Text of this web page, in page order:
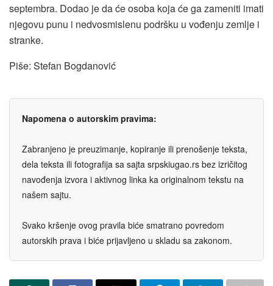
septembra. Dodao je da će osoba koja će ga zameniti imati
njegovu punu i nedvosmislenu podršku u vođenju zemlje i
stranke.
Piše: Stefan Bogdanović
Napomena o autorskim pravima:
Zabranjeno je preuzimanje, kopiranje ili prenošenje teksta,
dela teksta ili fotografija sa sajta srpskiugao.rs bez izričitog
navođenja izvora i aktivnog linka ka originalnom tekstu na
našem sajtu.
Svako kršenje ovog pravila biće smatrano povredom
autorskih prava i biće prijavljeno u skladu sa zakonom.